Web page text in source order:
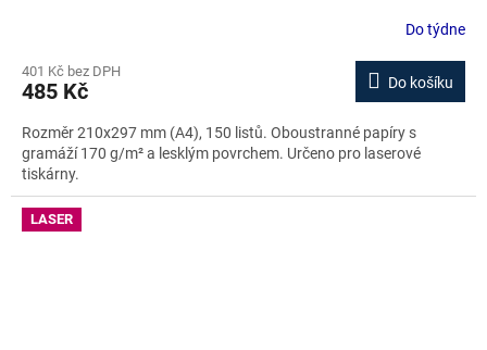
Do týdne
401 Kč bez DPH
485 Kč Do košíku
Rozměr 210x297 mm (A4), 150 listů. Oboustranné papíry s
gramáží 170 g/m² a lesklým povrchem. Určeno pro laserové
tiskárny.
LASER